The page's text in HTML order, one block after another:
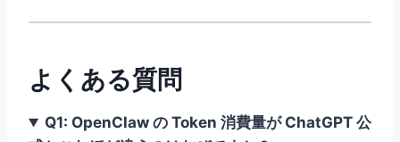
よくある質問
Q1: OpenClaw の Token 消費量が ChatGPT 公